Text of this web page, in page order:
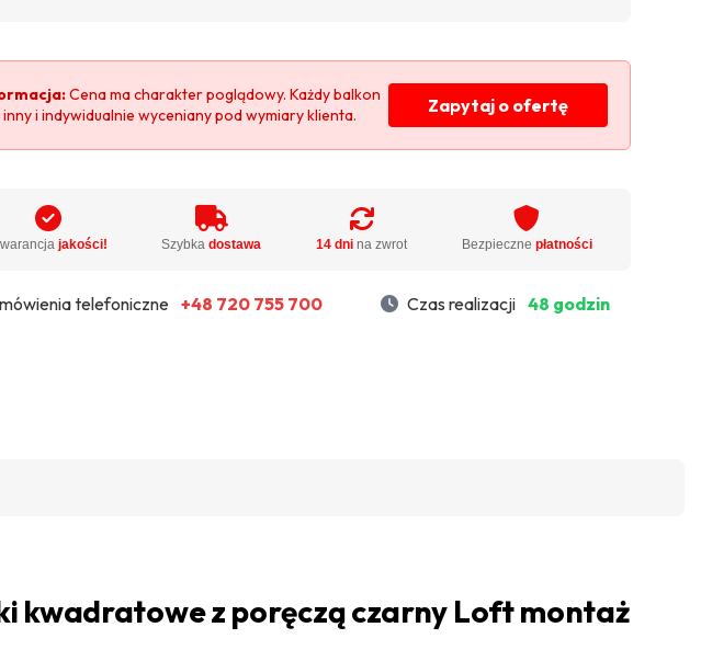
Cena ma charakter poglądowy. Każdy balkon
i indywidualnie wyceniany pod wymiary klienta.
Zapytaj o ofertę
jakości! Szybkadostawa 14 dni na zwrot Bezpieczne płatności
telefoniczne +48 720 755 700 Czas realizacji 48 godzin
kwadratowe z poręczą czarny Loft montaż